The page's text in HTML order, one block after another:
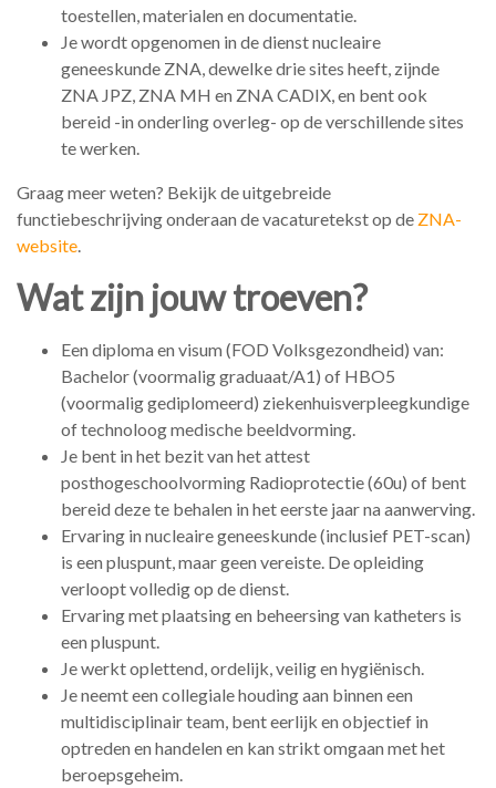
toestellen, materialen en documentatie.
Je wordt opgenomen in de dienst nucleaire
geneeskunde ZNA, dewelke drie sites heeft, zijnde
ZNA JPZ, ZNA MH en ZNA CADIX, en bent ook
bereid -in onderling overleg- op de verschillende sites
te werken.
Graag meer weten? Bekijk de uitgebreide
functiebeschrijving onderaan de vacaturetekst op de ZNA-
website.
Wat zijn jouw troeven?
Een diploma en visum (FOD Volksgezondheid) van:
Bachelor (voormalig graduaat/A1) of HBO5
(voormalig gediplomeerd) ziekenhuisverpleegkundige
of technoloog medische beeldvorming.
Je bent in het bezit van het attest
posthogeschoolvorming Radioprotectie (60u) of bent
bereid deze te behalen in het eerste jaar na aanwerving.
Ervaring in nucleaire geneeskunde (inclusief PET-scan)
is een pluspunt, maar geen vereiste. De opleiding
verloopt volledig op de dienst.
Ervaring met plaatsing en beheersing van katheters is
een pluspunt.
Je werkt oplettend, ordelijk, veilig en hygiënisch.
Je neemt een collegiale houding aan binnen een
multidisciplinair team, bent eerlijk en objectief in
optreden en handelen en kan strikt omgaan met het
beroepsgeheim.